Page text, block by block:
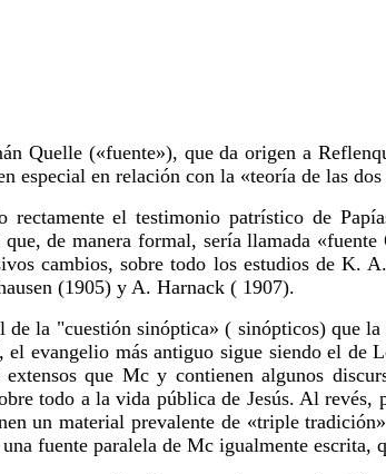
Quelle («fuente»), que da origen a
en relación con la «teoría de las
rectamente el testimonio patrístico de
de manera formal, sería llamada
cambios, sobre todo los estudios de
(1905) y A. Harnack ( 1907).
la "cuestión sinóptica» ( sinópticos) que
evangelio más antiguo sigue siendo el de
que Mc y contienen algunos
todo a la vida pública de Jesús. Al
un material prevalente de «triple
fuente paralela de Mc igualmente